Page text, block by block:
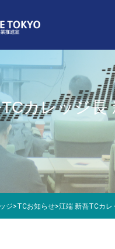
ジ>TCお知らせ>江端 新吾TCカレ
カレッジ長